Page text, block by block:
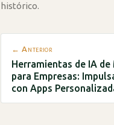
histórico.
← Anterior
Herramientas de IA
para Empresas:
con Apps